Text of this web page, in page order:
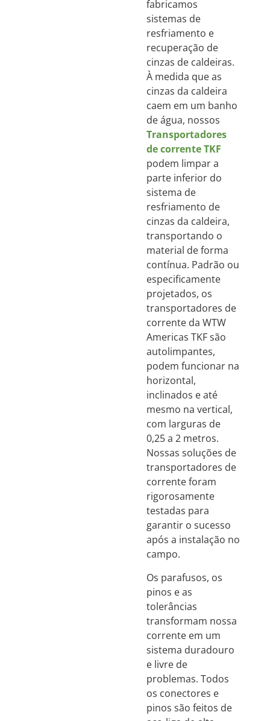
fabricamos
sistemas de
resfriamento e
recuperação de
cinzas de caldeiras.
À medida que as
cinzas da caldeira
caem em um banho
de água, nossos
Transportadores
de corrente TKF
podem limpar a
parte inferior do
sistema de
resfriamento de
cinzas da caldeira,
transportando o
material de forma
contínua. Padrão ou
especificamente
projetados, os
transportadores de
corrente da WTW
Americas TKF são
autolimpantes,
podem funcionar na
horizontal,
inclinados e até
mesmo na vertical,
com larguras de
0,25 a 2 metros.
Nossas soluções de
transportadores de
corrente foram
rigorosamente
testadas para
garantir o sucesso
após a instalação no
campo.
Os parafusos, os
pinos e as
tolerâncias
transformam nossa
corrente em um
sistema duradouro
e livre de
problemas. Todos
os conectores e
pinos são feitos de